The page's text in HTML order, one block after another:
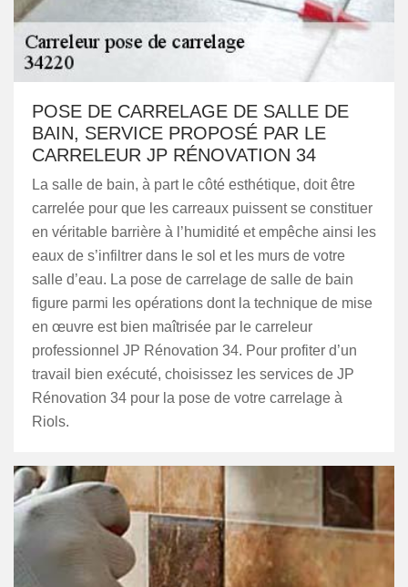
POSE DE CARRELAGE DE SALLE DE
BAIN, SERVICE PROPOSÉ PAR LE
CARRELEUR JP RÉNOVATION 34
La salle de bain, à part le côté esthétique, doit être
carrelée pour que les carreaux puissent se constituer
en véritable barrière à l’humidité et empêche ainsi les
eaux de s’infiltrer dans le sol et les murs de votre
salle d’eau. La pose de carrelage de salle de bain
figure parmi les opérations dont la technique de mise
en œuvre est bien maîtrisée par le carreleur
professionnel JP Rénovation 34. Pour profiter d’un
travail bien exécuté, choisissez les services de JP
Rénovation 34 pour la pose de votre carrelage à
Riols.